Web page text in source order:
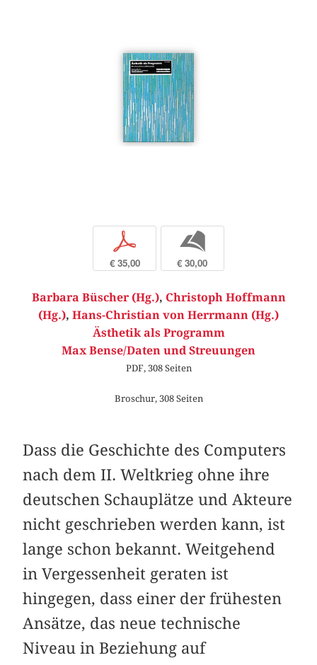
p
€ 35,00
b
€ 30,00
Barbara Büscher (Hg.), Christoph Hoffmann
(Hg.), Hans-Christian von Herrmann (Hg.)
Ästhetik als Programm
Max Bense/Daten und Streuungen
PDF, 308 Seiten
Broschur, 308 Seiten
Dass die Geschichte des Computers
nach dem II. Weltkrieg ohne ihre
deutschen Schauplätze und Akteure
nicht geschrieben werden kann, ist
lange schon bekannt. Weitgehend
in Vergessenheit geraten ist
hingegen, dass einer der frühesten
Ansätze, das neue technische
Niveau in Beziehung auf